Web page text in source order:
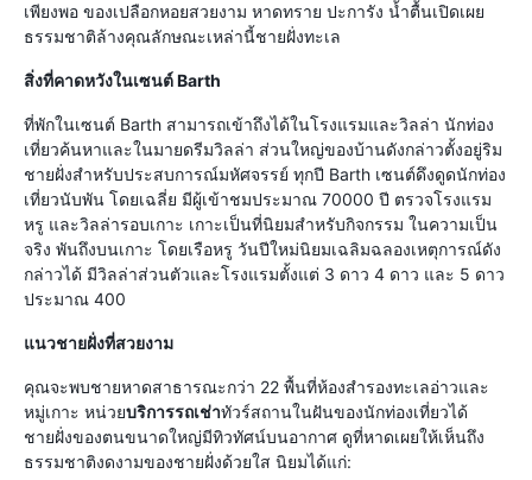
เพียงพอ ของเปลือกหอยสวยงาม หาดทราย ปะการัง น้ำตื้นเปิดเผย
ธรรมชาติล้างคุณลักษณะเหล่านี้ชายฝั่งทะเล
สิ่งที่คาดหวังในเซนต์ Barth
ที่พักในเซนต์ Barth สามารถเข้าถึงได้ในโรงแรมและวิลล่า นักท่อง
เที่ยวค้นหาและในมายดรีมวิลล่า ส่วนใหญ่ของบ้านดังกล่าวตั้งอยู่ริม
ชายฝั่งสำหรับประสบการณ์มหัศจรรย์ ทุกปี Barth เซนต์ดึงดูดนักท่อง
เที่ยวนับพัน โดยเฉลี่ย มีผู้เข้าชมประมาณ 70000 ปี ตรวจโรงแรม
หรู และวิลล่ารอบเกาะ เกาะเป็นที่นิยมสำหรับกิจกรรม ในความเป็น
จริง พันถึงบนเกาะ โดยเรือหรู วันปีใหม่นิยมเฉลิมฉลองเหตุการณ์ดัง
กล่าวได้ มีวิลล่าส่วนตัวและโรงแรมตั้งแต่ 3 ดาว 4 ดาว และ 5 ดาว
ประมาณ 400
แนวชายฝั่งที่สวยงาม
คุณจะพบชายหาดสาธารณะกว่า 22 พื้นที่ห้องสำรองทะเลอ่าวและ
หมู่เกาะ หน่วยบริการรถเช่าทัวร์สถานในฝันของนักท่องเที่ยวได้
ชายฝั่งของตนขนาดใหญ่มีทิวทัศน์บนอากาศ ดูที่หาดเผยให้เห็นถึง
ธรรมชาติงดงามของชายฝั่งด้วยใส นิยมได้แก่: